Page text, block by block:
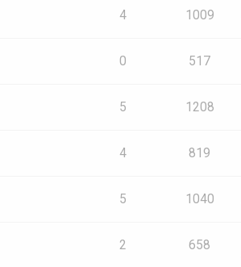
4 1009
0 517
5 1208
4 819
5 1040
2 658